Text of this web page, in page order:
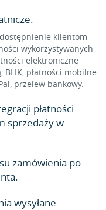
klientom
wykorzystywanych
elektroniczne
BLIK, płatności mobilne
przelew bankowy.
płatności
sprzedaży w
zamówienia po
wysyłane